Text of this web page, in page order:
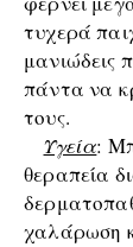
τυχερά
μανιώδεις
πάντα να
τους.
Υγεία:
θεραπεία